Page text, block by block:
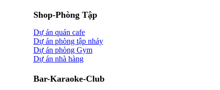
Shop-Phòng Tập
Dự án quán cafe
Dự án phòng tập nhảy
Dự án phòng Gym
Dự án nhà hàng
Bar-Karaoke-Club